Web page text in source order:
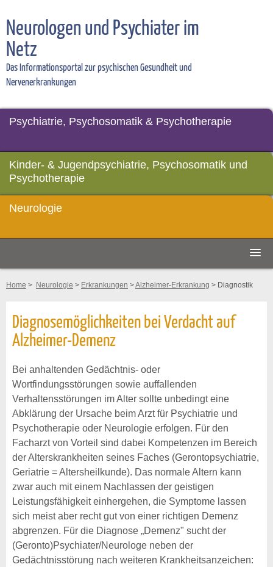
Neurologen und Psychiater im
Netz
Das Informationsportal zur psychischen Gesundheit und
Nervenerkrankungen
Psychiatrie, Psychosomatik & Psychotherapie
Kinder- & Jugendpsychiatrie, Psychosomatik und
Psychotherapie
Neurologie
Home > Neurologie > Erkrankungen >Alzheimer-Erkrankung > Diagnostik
Diagnosemöglichkeiten bei Verdacht auf
Alzheimer-Demenz
Bei anhaltenden Gedächtnis- oder
Wortfindungsstörungen sowie auffallenden
Verhaltensstörungen im Alter sollte unbedingt eine
Abklärung der Ursache beim Arzt für Psychiatrie und
Psychotherapie oder Neurologie erfolgen. Für den
Facharzt von Vorteil sind dabei Kompetenzen im Bereich
der Alterskrankheiten seines Faches (Gerontopsychiatrie,
Geriatrie = Altersheilkunde). Das normale Altern kann
zwar auch mit einem Nachlassen der geistigen
Leistungsfähigkeit einhergehen, die Symptome lassen
sich meist aber recht gut von einer richtigen Demenz
abgrenzen. Für die Diagnose „Demenz" sucht der
(Geronto)Psychiater/Neurologe neben der
Gedächtnisstörung nach weiteren Krankheitsanzeichen: